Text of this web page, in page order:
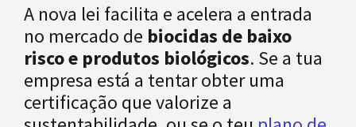
A nova lei facilita e acelera a entrada
no mercado de biocidas de baixo
risco e produtos biológicos. Se a tua
empresa está a tentar obter uma
certificação que valorize a